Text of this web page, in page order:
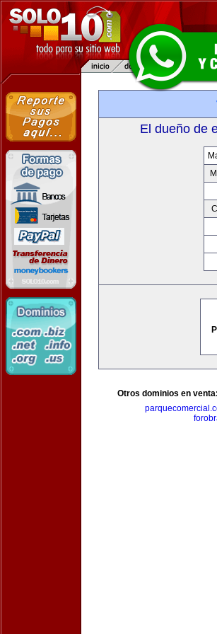
El dueño de
Otros dominios en venta: